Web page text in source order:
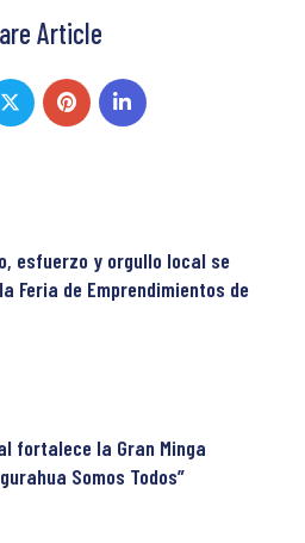
Article
esfuerzo y orgullo local se
Feria de Emprendimientos de
fortalece la Gran Minga
Somos Todos”